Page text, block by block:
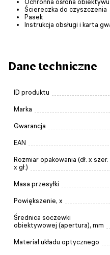
Ściereczka do czyszczenia
Pasek
Instrukcja obsługi i karta
Dane techniczne
ID produktu
Marka
Gwarancja
EAN
Rozmiar opakowania (dł. x szer.
x gł.)
Masa przesyłki
Powiększenie, x
Średnica soczewki
obiektywowej (apertura), mm
Materiał układu optycznego